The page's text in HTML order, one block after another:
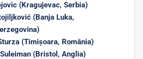
(Kragujevac, Serbia)
(Banja Luka,
(Timișoara, România)
(Bristol, Anglia)